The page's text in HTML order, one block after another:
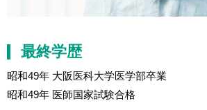
最終学歴
昭和49年 大阪医科大学医学部卒業
昭和49年 医師国家試験合格